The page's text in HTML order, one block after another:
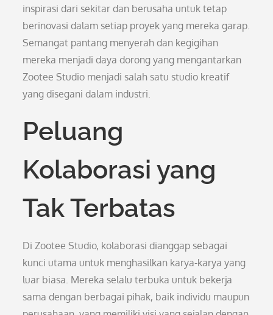
inspirasi dari sekitar dan berusaha untuk tetap
berinovasi dalam setiap proyek yang mereka garap.
Semangat pantang menyerah dan kegigihan
mereka menjadi daya dorong yang mengantarkan
Zootee Studio menjadi salah satu studio kreatif
yang disegani dalam industri.
Peluang
Kolaborasi yang
Tak Terbatas
Di Zootee Studio, kolaborasi dianggap sebagai
kunci utama untuk menghasilkan karya-karya yang
luar biasa. Mereka selalu terbuka untuk bekerja
sama dengan berbagai pihak, baik individu maupun